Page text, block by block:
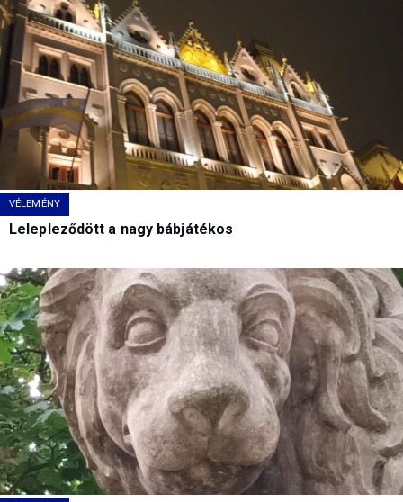
VÉLEMÉNY
Lelepleződött a nagy bábjátékos